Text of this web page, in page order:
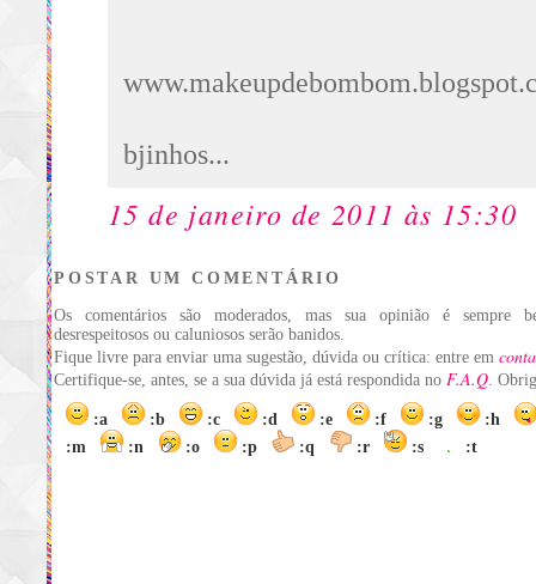
bjinhos...
15 de janeiro de 2011 às 15:30
POSTAR UM COMENTÁRIO
Os comentários são moderados, mas sua opinião é sempre
desrespeitosos ou caluniosos serão banidos.
Fique livre para enviar uma sugestão, dúvida ou crítica: entre em
Certifique-se, antes, se a sua dúvida já está respondida no F.A.Q .
:a :b :c :d :e :f :g
:h
:m
:n :o :p :q :r :s :t